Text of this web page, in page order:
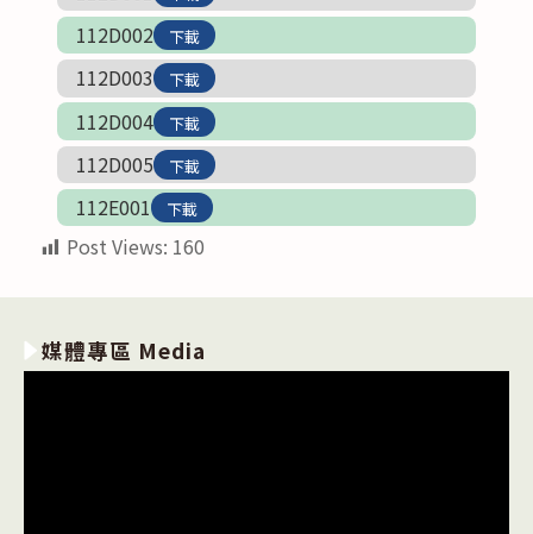
112D002 下載
112D003 下載
112D004 下載
112D005 下載
112E001 下載
Post Views: 160
媒體專區 Media